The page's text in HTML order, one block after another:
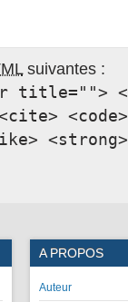
suivantes :
title="">
<strong>
A PROPOS
Auteur